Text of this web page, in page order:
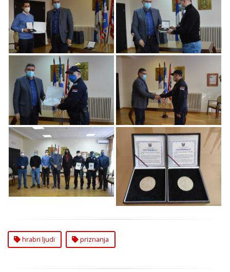
Priznanja Opštine
Čukarica za Hrabre
Čukaričane
Priznanja Opštine
Čukarica za Hrabre
Čukaričane
Priznanja Opštine
Čukarica za Hrabre
Čukaričane
Priznanja Opštine
Čukarica za Hrabre
Čukaričane
Priznanja Opštine
Čukarica za Hrabre
Čukaričane
Priznanja Opštine
Čukarica za Hrabre
Čukaričane
hrabri ljudi priznanja